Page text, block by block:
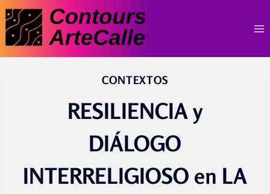
Skip
to
content
CONTEXTOS
RESILIENCIA y
DIÁLOGO
INTERRELIGIOSO en LA